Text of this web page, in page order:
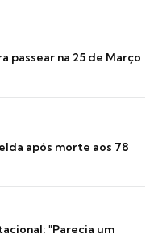
passear na 25 de Março
após morte aos 78
"Parecia um